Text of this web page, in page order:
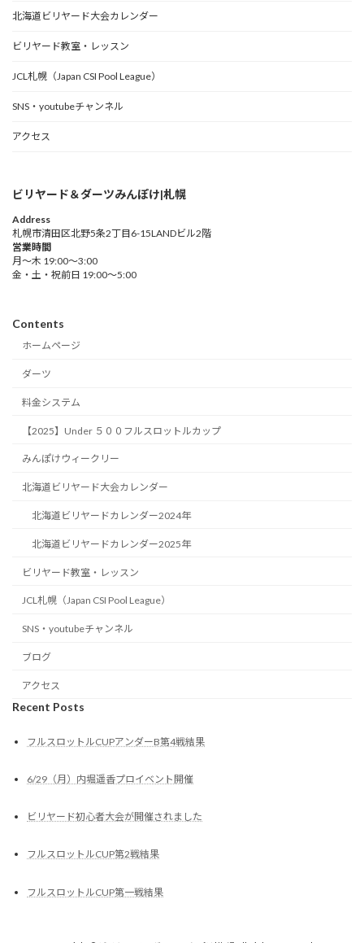
北海道ビリヤード大会カレンダー
ビリヤード教室・レッスン
JCL札幌（Japan CSI Pool League）
SNS・youtubeチャンネル
アクセス
ビリヤード＆ダーツみんぽけ|札幌
Address
札幌市清田区北野5条2丁目6-15LANDビル2階
営業時間
月～木 19:00～3:00
金・土・祝前日 19:00～5:00
Contents
ホームページ
ダーツ
料金システム
【2025】Under ５００フルスロットルカップ
みんぽけウィークリー
北海道ビリヤード大会カレンダー
北海道ビリヤードカレンダー2024年
北海道ビリヤードカレンダー2025年
ビリヤード教室・レッスン
JCL札幌（Japan CSI Pool League）
SNS・youtubeチャンネル
ブログ
アクセス
Recent Posts
フルスロットルCUPアンダーB第4戦結果
6/29（月）内堀遥香プロイベント開催
ビリヤード初心者大会が開催されました
フルスロットルCUP第2戦結果
フルスロットルCUP第一戦結果